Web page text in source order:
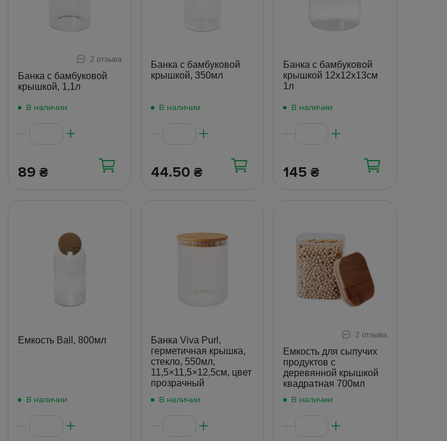
2 отзыва
Банка с бамбуковой
крышкой, 1,1л
В наличии
89 ₴
Банка с бамбуковой
крышкой, 350мл
В наличии
44.50 ₴
Банка с бамбуковой
крышкой 12х12х13см
1л
В наличии
145₴
Емкость Ball, 800мл
В наличии
Банка Viva Purl,
герметичная крышка,
стекло, 550мл,
11,5×11,5×12,5см, цвет
прозрачный
В наличии
2 отзыва
Емкость для сыпучих
продуктов с
деревянной крышкой
квадратная 700мл
В наличии